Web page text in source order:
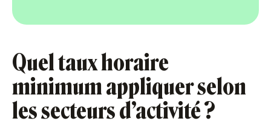
Quel taux horaire
minimum appliquer selon
les secteurs d’activité ?